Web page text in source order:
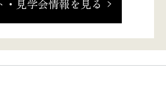
・見学会情報を見る